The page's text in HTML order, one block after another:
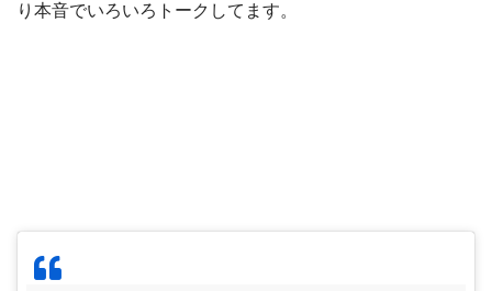
り本音でいろいろトークしてます。